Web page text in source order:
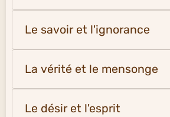
Le savoir et l'ignorance
La vérité et le mensonge
Le désir et l'esprit